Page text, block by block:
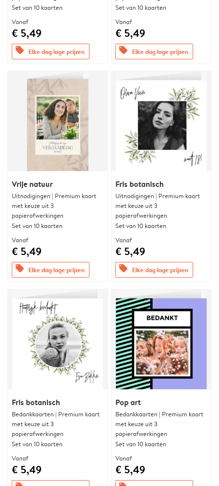
Set van 10 kaarten
Vanaf
€ 5,49
offers Elke dag lage prijzen
Set van 10 kaarten
Vanaf
€ 5,49
offers Elke dag lage prijzen
Vrije natuur
Uitnodigingen | Premium kaart
met keuze uit 3
papierafwerkingen
Set van 10 kaarten
Vanaf
€ 5,49
offers Elke dag lage prijzen
Fris botanisch
Uitnodigingen | Premium kaart
met keuze uit 3
papierafwerkingen
Set van 10 kaarten
Vanaf
€ 5,49
offers Elke dag lage prijzen
Fris botanisch
Bedankkaarten | Premium kaart
met keuze uit 3
papierafwerkingen
Set van 10 kaarten
Vanaf
€ 5,49
Pop art
Bedankkaarten | Premium kaart
met keuze uit 3
papierafwerkingen
Set van 10 kaarten
Vanaf
€ 5,49